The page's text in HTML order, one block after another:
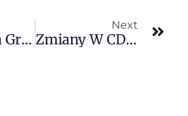
Cyfryzacja Granicy UK
Next
Zmiany W CDS (Customs Declaration Service)